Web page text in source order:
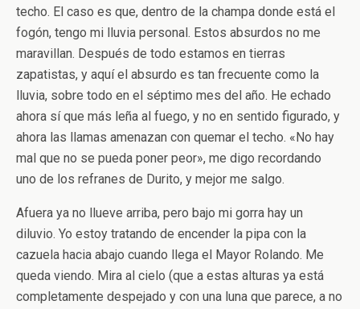
techo. El caso es que, dentro de la champa donde está el
fogón, tengo mi lluvia personal. Estos absurdos no me
maravillan. Después de todo estamos en tierras
zapatistas, y aquí el absurdo es tan frecuente como la
lluvia, sobre todo en el séptimo mes del año. He echado
ahora sí que más leña al fuego, y no en sentido figurado, y
ahora las llamas amenazan con quemar el techo. «No hay
mal que no se pueda poner peor», me digo recordando
uno de los refranes de Durito, y mejor me salgo.
Afuera ya no llueve arriba, pero bajo mi gorra hay un
diluvio. Yo estoy tratando de encender la pipa con la
cazuela hacia abajo cuando llega el Mayor Rolando. Me
queda viendo. Mira al cielo (que a estas alturas ya está
completamente despejado y con una luna que parece, a no